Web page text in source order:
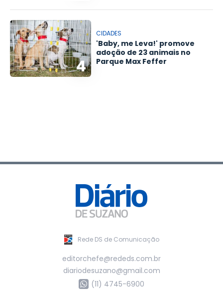
4
CIDADES
'Baby, me Leva!' promove
adoção de 23 animais no
Parque Max Feffer
Rede DS de Comunicação
editorchefe@rededs.com.br
diariodesuzano@gmail.com
(11) 4745-6900